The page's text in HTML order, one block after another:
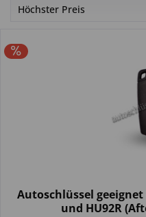
Autoschlüssel
und HU92R